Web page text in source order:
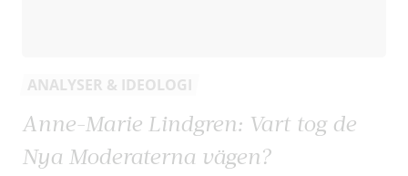
ANALYSER & IDEOLOGI
Anne-Marie Lindgren: Vart tog de
Nya Moderaterna vägen?